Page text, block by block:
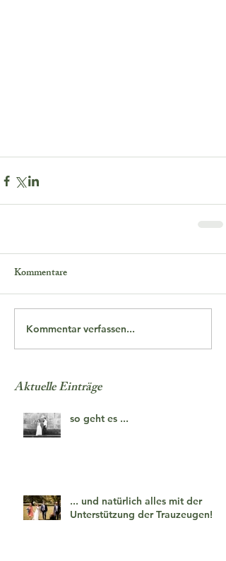
Kommentare
Kommentar verfassen...
Aktuelle Einträge
so geht es ...
... und natürlich alles mit der
Unterstützung der Trauzeugen!